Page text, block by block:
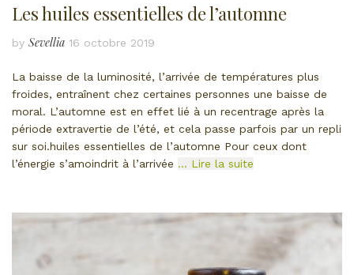
Les huiles essentielles de l’automne
by Sevellia 16 octobre 2019
La baisse de la luminosité, l’arrivée de températures plus
froides, entraînent chez certaines personnes une baisse de
moral. L’automne est en effet lié à un recentrage après la
période extravertie de l’été, et cela passe parfois par un repli
sur soi.huiles essentielles de l’automne Pour ceux dont
l’énergie s’amoindrit à l’arrivée … Lire la suite